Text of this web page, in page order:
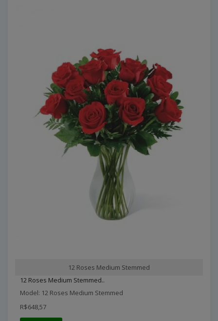
12 Roses Medium Stemmed
12 Roses Medium Stemmed..
Model: 12 Roses Medium Stemmed
R$648,57